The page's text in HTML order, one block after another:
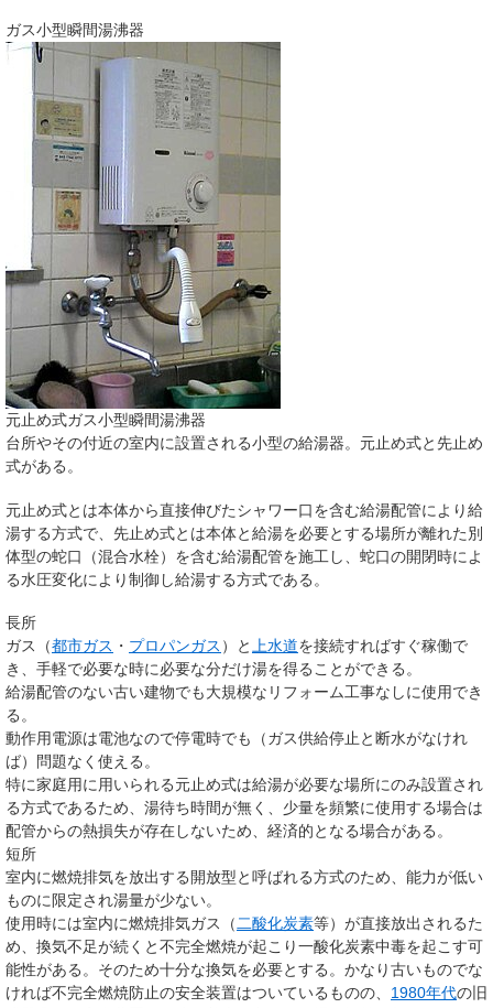
ガス小型瞬間湯沸器
元止め式ガス小型瞬間湯沸器
台所やその付近の室内に設置される小型の給湯器。元止め式と先止め
式がある。
元止め式とは本体から直接伸びたシャワー口を含む給湯配管により給
湯する方式で、先止め式とは本体と給湯を必要とする場所が離れた別
体型の蛇口（混合水栓）を含む給湯配管を施工し、蛇口の開閉時によ
る水圧変化により制御し給湯する方式である。
長所
ガス（都市ガス ・ プロパンガス ）と上水道を接続すればすぐ稼働で
き、手軽で必要な時に必要な分だけ湯を得ることができる。
給湯配管のない古い建物でも大規模なリフォーム工事なしに使用でき
る。
動作用電源は電池なので停電時でも（ガス供給停止と断水がなけれ
ば）問題なく使える。
特に家庭用に用いられる元止め式は給湯が必要な場所にのみ設置され
る方式であるため、湯待ち時間が無く、少量を頻繁に使用する場合は
配管からの熱損失が存在しないため、経済的となる場合がある。
短所
室内に燃焼排気を放出する開放型と呼ばれる方式のため、能力が低い
ものに限定され湯量が少ない。
使用時には室内に燃焼排気ガス（二酸化炭素等）が直接放出されるた
め、換気不足が続くと不完全燃焼が起こり一酸化炭素中毒を起こす可
能性がある。そのため十分な換気を必要とする。かなり古いものでな
ければ不完全燃焼防止の安全装置はついているものの、 1980年代の旧